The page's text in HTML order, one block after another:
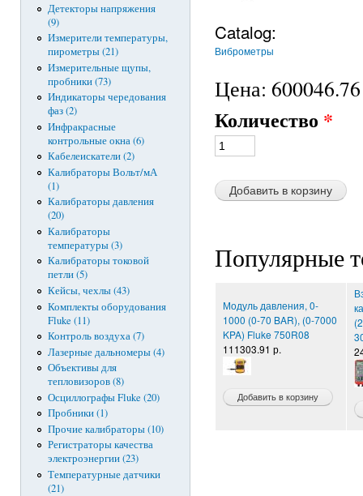
Детекторы напряжения
(9)
Измерители температуры,
пирометры (21)
Измерительные щупы,
пробники (73)
Индикаторы чередования
фаз (2)
Инфракрасные
контрольные окна (6)
Кабелеискатели (2)
Калибраторы Вольт/мА
(1)
Калибраторы давления
(20)
Калибраторы
температуры (3)
Калибраторы токовой
петли (5)
Кейсы, чехлы (43)
Комплекты оборудования
Fluke (11)
Контроль воздуха (7)
Лазерные дальномеры (4)
Объективы для
тепловизоров (8)
Осциллографы Fluke (20)
Пробники (1)
Прочие калибраторы (10)
Регистраторы качества
электроэнергии (23)
Температурные датчики
(21)
Catalog:
Виброметры
Цена:
Количество *
Популярные
Модуль давления, 0-
1000 (0-70 BAR), (0-7000
KPA) Fluke 750R08
111303.91 р.